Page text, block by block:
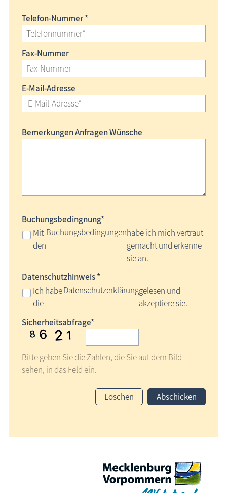
Telefon-Nummer *
Fax-Nummer
E-Mail-Adresse
Bemerkungen Anfragen Wünsche
Buchungsbedingnung*
Mit
den
Buchungsbedingungenhabe ich mich vertraut
gemacht und erkenne
sie an.
Datenschutzhinweis *
Ich habe
die
Datenschutzerklärunggelesen und
akzeptiere sie.
Sicherheitsabfrage*
Bitte geben Sie die Zahlen, die Sie auf dem Bild
sehen, in das Feld ein.
Löschen Abschicken